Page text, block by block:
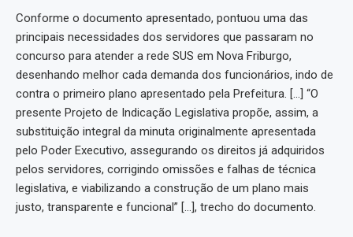
Conforme o documento apresentado, pontuou uma das
principais necessidades dos servidores que passaram no
concurso para atender a rede SUS em Nova Friburgo,
desenhando melhor cada demanda dos funcionários, indo de
contra o primeiro plano apresentado pela Prefeitura. […] “O
presente Projeto de Indicação Legislativa propõe, assim, a
substituição integral da minuta originalmente apresentada
pelo Poder Executivo, assegurando os direitos já adquiridos
pelos servidores, corrigindo omissões e falhas de técnica
legislativa, e viabilizando a construção de um plano mais
justo, transparente e funcional” […], trecho do documento.